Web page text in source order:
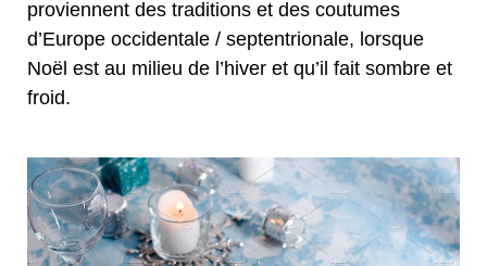
proviennent des traditions et des coutumes
d’Europe occidentale / septentrionale, lorsque
Noël est au milieu de l’hiver et qu’il fait sombre et
froid.